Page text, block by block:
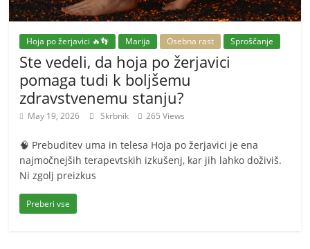
Hoja po žerjavici 🔥👣 Marija Osebna rast Sproščanje
Ste vedeli, da hoja po žerjavici
pomaga tudi k boljšemu
zdravstvenemu stanju?
May 19, 2026 Skrbnik 265 Views
🧠 Prebuditev uma in telesa Hoja po žerjavici je ena
najmočnejših terapevtskih izkušenj, kar jih lahko doživiš.
Ni zgolj preizkus
Preberi vse